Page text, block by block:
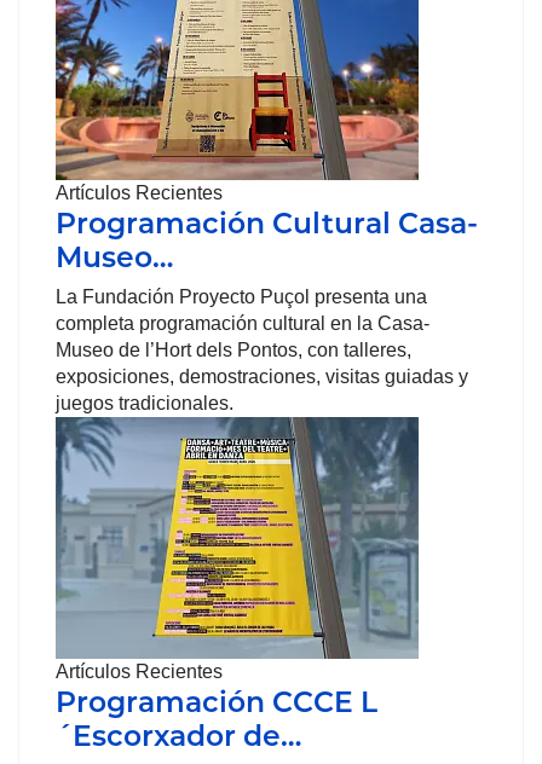
Artículos Recientes
Programación Cultural Casa-
Museo…
La Fundación Proyecto Puçol presenta una
completa programación cultural en la Casa-
Museo de l’Hort dels Pontos, con talleres,
exposiciones, demostraciones, visitas guiadas y
juegos tradicionales.
Artículos Recientes
Programación CCCE L
´Escorxador de…